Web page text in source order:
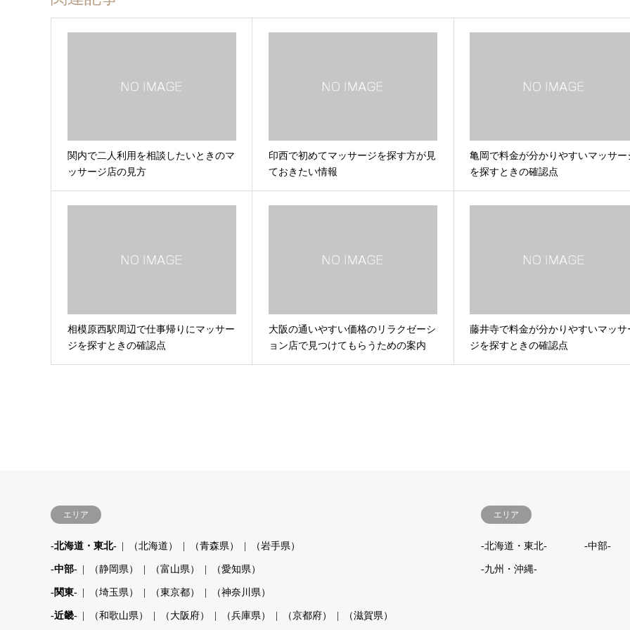
関内で二人利用を相談したいときのマ
ッサージ店の見方
印西で初めてマッサージを探す方が見
ておきたい情報
亀岡で料金が分かりやすいマッサー
を探すときの確認点
相模原西駅周辺で仕事帰りにマッサー
ジを探すときの確認点
大阪の通いやすい価格のリラクゼーシ
ョン店で見つけてもらうための案内
藤井寺で料金が分かりやすいマッサ
ジを探すときの確認点
エリア
-北海道・東北- （北海道） （青森県） （岩手県）
-中部- （静岡県） （富山県） （愛知県）
-関東- （埼玉県） （東京都） （神奈川県）
-近畿- （和歌山県） （大阪府） （兵庫県） （京都府） （滋賀県）
エリア
-北海道・東北- -中部-
-九州・沖縄-